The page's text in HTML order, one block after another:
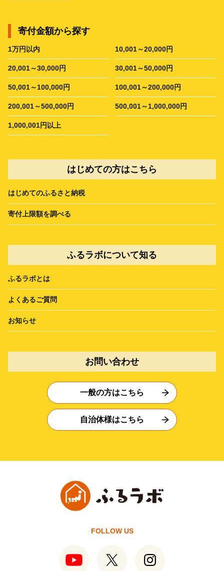
寄付金額から探す
1万円以内 10,001～20,000円
20,001～30,000円 30,001～50,000円
50,001～100,000円 100,001～200,000円
200,001～500,000円 500,001～1,000,000円
1,000,001円以上
はじめての方はこちら
はじめてのふるさと納税
寄付上限額を調べる
ふるラボについて知る
ふるラボとは
よくあるご質問
お知らせ
お問い合わせ
一般の方はこちら
自治体様はこちら
FOLLOW US